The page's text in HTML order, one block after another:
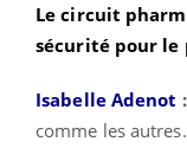
Le circuit
sécurité pour le
Isabelle Adenot :
comme les